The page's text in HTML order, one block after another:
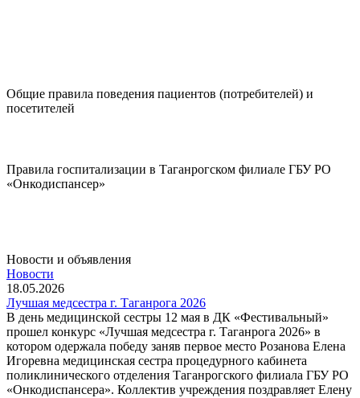
Общие правила поведения пациентов (потребителей) и
посетителей
Правила госпитализации в Таганрогском филиале ГБУ РО
«Онкодиспансер»
Новости и объявления
Новости
18.05.2026
Лучшая медсестра г. Таганрога 2026
В день медицинской сестры 12 мая в ДК «Фестивальный»
прошел конкурс «Лучшая медсестра г. Таганрога 2026» в
котором одержала победу заняв первое место Розанова Елена
Игоревна медицинская сестра процедурного кабинета
поликлинического отделения Таганрогского филиала ГБУ РО
«Онкодиспансера». Коллектив учреждения поздравляет Елену